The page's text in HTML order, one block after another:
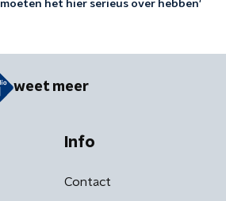
moeten het hier serieus over hebben'
weet meer
Info
Contact